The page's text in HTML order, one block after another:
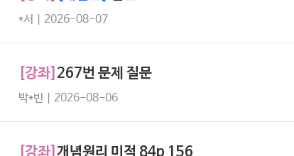
*서 | 2026-08-07
[강좌] 267번 문제 질문
박*빈 | 2026-08-06
[강좌] 개념원리 미적 84p 156